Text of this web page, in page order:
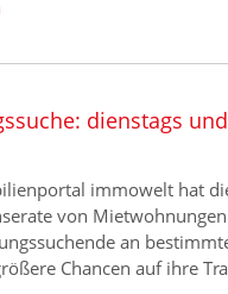
dienstags
immowelt hat
von
an
Chancen auf ihre